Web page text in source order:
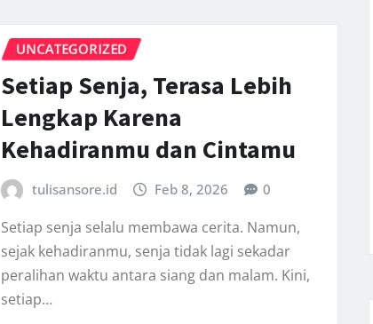
UNCATEGORIZED
Setiap Senja, Terasa Lebih
Lengkap Karena
Kehadiranmu dan Cintamu
tulisansore.id Feb 8, 2026 0
Setiap senja selalu membawa cerita. Namun,
sejak kehadiranmu, senja tidak lagi sekadar
peralihan waktu antara siang dan malam. Kini,
setiap…